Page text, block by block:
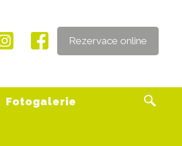
Rezervace online
Fotogalerie